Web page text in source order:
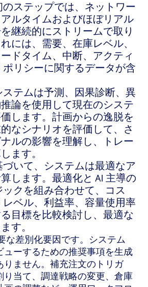
のステップでは、ネットワー
ルタイムおよびほぼリアル
継続的にストリームで取り
には、需要、在庫レベル、
ドタイム、中断、アクティ
ポリシーに関するデータが含
ステムは予測、因果診断、異
論を使用して現在のシステ
します。計画からの逸脱を
なシナリオを評価して、さ
ルの影響を理解し、トレー
ます。
いて、システムは最適なア
します。最適化と AI 主導の
ックを組み合わせて、コス
レベル、利益率、容量使用率
目標を比較検討し、最適な
す。
な差別化要因です。システム
ューするための推奨事項を生成
りません。補充注文のトリガ
り当て、調達戦略の変更、倉庫